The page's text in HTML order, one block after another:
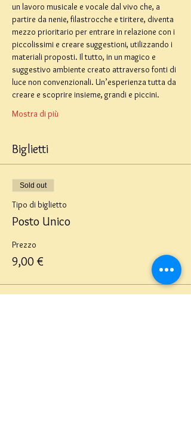
un lavoro musicale e vocale dal vivo che, a
partire da nenie, filastrocche e tiritere, diventa
mezzo prioritario per entrare in relazione con i
piccolissimi e creare suggestioni, utilizzando i
materiali proposti. Il tutto, in un magico e
suggestivo ambiente creato attraverso fonti di
luce non convenzionali. Un’esperienza tutta da
creare e scoprire insieme, grandi e piccini.
Mostra di più
Biglietti
Sold out
Tipo di biglietto
Posto Unico
Prezzo
9,00 €